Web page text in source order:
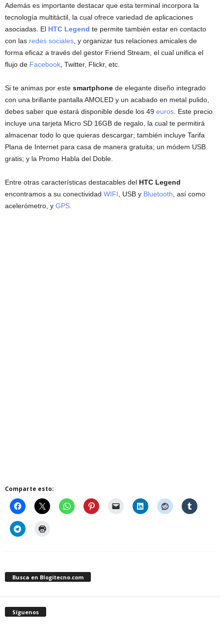
Además es importante destacar que esta terminal incorpora la
tecnología multitáctil, la cual ofrece variedad de aplicaciones
asociadas. El HTC Legend te permite también estar en contacto
con las redes sociales , y organizar tus relaciones amicales de
forma eficaz a través del gestor Friend Stream, el cual unifica el
flujo de Facebook , Twitter, Flickr, etc.
Si te animas por este smartphone de elegante diseño integrado
con una brillante pantalla AMOLED y un acabado en metal pulido,
debes saber que estará disponible desde los 49 euros . Este precio
incluye una tarjeta Micro SD 16GB de regalo, la cual te permitirá
almacenar todo lo que quieras descargar; también incluye Tarifa
Plana de Internet para casa de manera gratuita; un módem USB
gratis; y la Promo Habla del Doble.
Entre otras características destacables del HTC Legend
encontramos a su conectividad WIFI , USB y Bluetooth , así como
acelerómetro, y GPS
Comparte esto:
Busca en Blogitecno.com
Síguenos